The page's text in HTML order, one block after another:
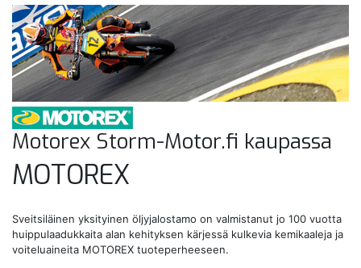
Motorex Storm-Motor.fi kaupassa
MOTOREX
Sveitsiläinen yksityinen öljyjalostamo on valmistanut jo 100 vuotta
huippulaadukkaita alan kehityksen kärjessä kulkevia kemikaaleja ja
voiteluaineita MOTOREX tuoteperheeseen.